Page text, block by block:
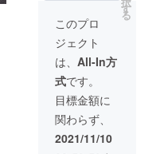
商品の
デザイ
ンに関
しまし
ては一
部変更
になる
可能性
もござ
ｘ1 ・
取扱説
明書ｘ1
※お届け
時期
は、生
産、配
送状況
により
遅れる
可能性
ｘ2 ・
外付け
セン
サーｘ8
・ボタ
ン電池
ｘ8 ・
防犯
ナット
ｘ8 ・
レンチ
ｘ2 ・
す
る
このプロ
ジェクト
は、 All-In方
式です。
目標金額に
関わらず、
2021/11/10